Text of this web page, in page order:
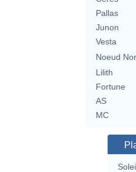
Pallas
Junon
Vesta
Noeud
Lilith
Fortune
AS
MC